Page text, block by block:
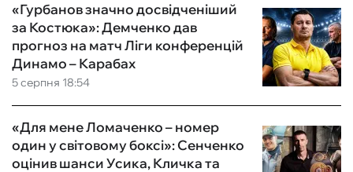
5 серпня 18:54
«Гурбанов значно досвідченіший
за Костюка»: Демченко дав
прогноз на матч Ліги конференцій
Динамо – Карабах
«Для мене Ломаченко – номер
один у світовому боксі»: Сенченко
оцінив шанси Усика, Кличка та